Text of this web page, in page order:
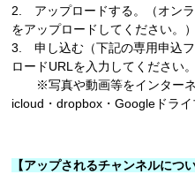
2. アップロードする。（オン
をアップロードしてください。）
3. 申し込む（下記の専用申込
ロードURLを入力してください。
※写真や動画等をインターネ
icloud・dropbox・Googleドライ
【アップされるチャンネルについ